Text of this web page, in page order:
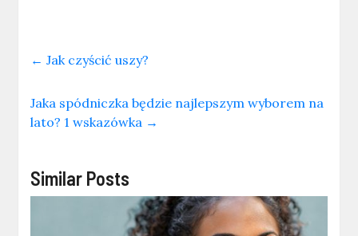
← Jak czyścić uszy?
Jaka spódniczka będzie najlepszym wyborem na
lato? 1 wskazówka →
Similar Posts